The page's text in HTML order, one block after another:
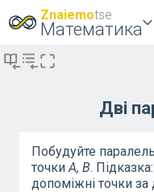
Znaiemotse
Математика
Дві
Побудуйте
точкиA, B.
допоміжні точки